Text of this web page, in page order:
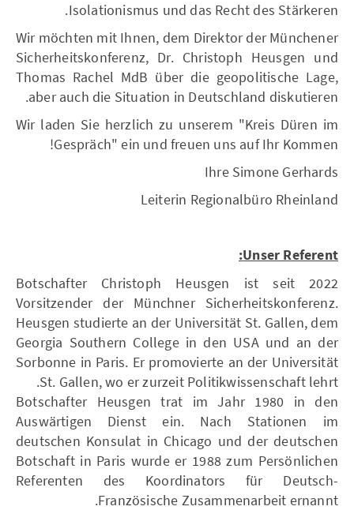
Isolationismus und das Recht des Stärkeren.
Wir möchten mit Ihnen, dem Direktor der Münchener
Sicherheitskonferenz, Dr. Christoph Heusgen und
Thomas Rachel MdB über die geopolitische Lage,
aber auch die Situation in Deutschland diskutieren.
Wir laden Sie herzlich zu unserem "Kreis Düren im
Gespräch" ein und freuen uns auf Ihr Kommen!
Ihre Simone Gerhards
Leiterin Regionalbüro Rheinland
Unser Referent:
Botschafter Christoph Heusgen ist seit 2022
Vorsitzender der Münchner Sicherheitskonferenz.
Heusgen studierte an der Universität St. Gallen, dem
Georgia Southern College in den USA und an der
Sorbonne in Paris. Er promovierte an der Universität
St. Gallen, wo er zurzeit Politikwissenschaft lehrt.
Botschafter Heusgen trat im Jahr 1980 in den
Auswärtigen Dienst ein. Nach Stationen im
deutschen Konsulat in Chicago und der deutschen
Botschaft in Paris wurde er 1988 zum Persönlichen
Referenten des Koordinators für Deutsch-
Französische Zusammenarbeit ernannt.